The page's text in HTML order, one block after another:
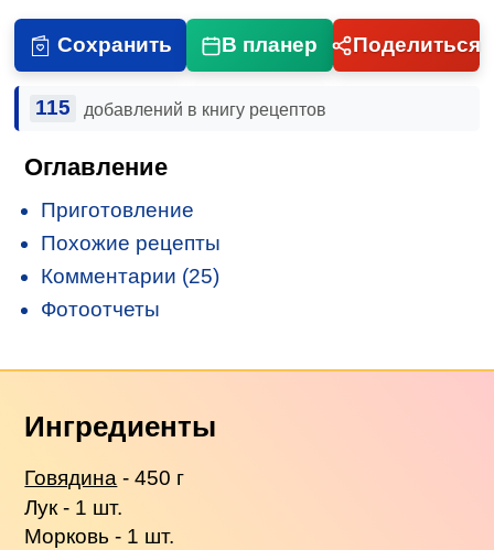
Сохранить В планер Поделиться
115 добавлений в книгу рецептов
Оглавление
Приготовление
Похожие рецепты
Комментарии (25)
Фотоотчеты
Ингредиенты
Говядина - 450 г
Лук - 1 шт.
Морковь - 1 шт.